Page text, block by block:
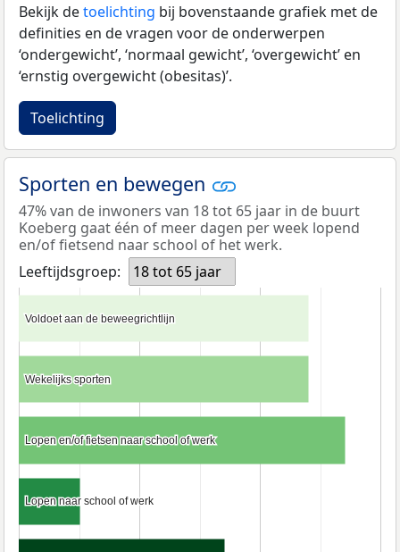
Bekijk detoelichting bij bovenstaande grafiek met de
definities en de vragen voor de onderwerpen
‘ondergewicht’, ‘normaal gewicht’, ‘overgewicht’ en
‘ernstig overgewicht (obesitas)’.
Toelichting
Sporten en bewegen
47% van de inwoners van 18 tot 65 jaar in de buurt
Koeberg gaat één of meer dagen per week lopend
en/of fietsend naar school of het werk.
Leeftijdsgroep:
18 tot 65 jaar
Voldoet aan de beweegrichtlijn
Voldoet aan de beweegrichtlijn
Wekelijks sporten
Wekelijks sporten
Lopen en/of fietsen naar school of werk
Lopen en/of fietsen naar school of werk
Lopen naar school of werk
Lopen naar school of werk